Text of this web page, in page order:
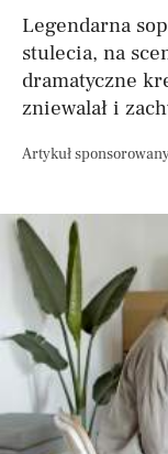
Legendarna
stulecia, na
dramatyczne
zniewalał i
Artykuł